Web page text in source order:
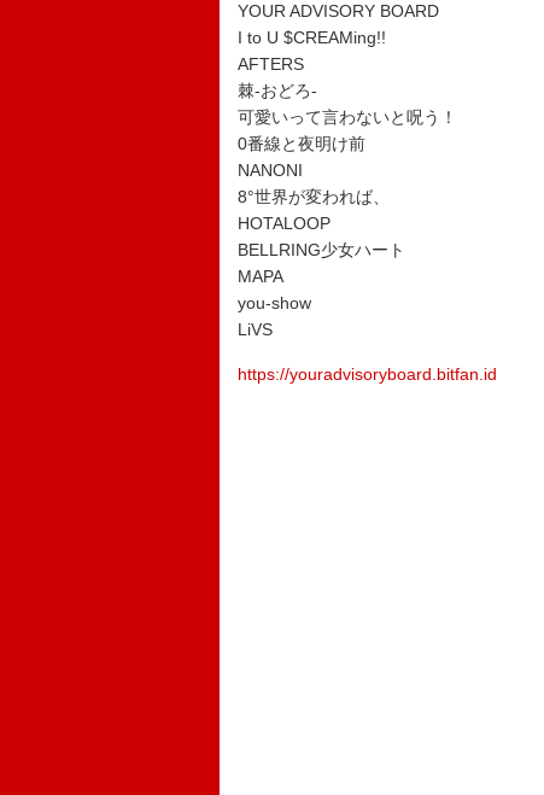
YOUR ADVISORY BOARD
I to U $CREAMing!!
AFTERS
棘-おどろ-
可愛いって言わないと呪う！
0番線と夜明け前
NANONI
8°世界が変われば、
HOTALOOP
BELLRING少女ハート
MAPA
you-show
LiVS
https://youradvisoryboard.bitfan.id